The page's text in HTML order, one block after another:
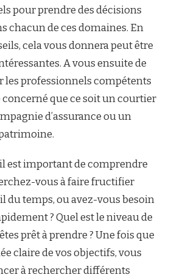
pour prendre des décisions
chacun de ces domaines. En
cela vous donnera peut être
A vous ensuite de
les professionnels compétents
que ce soit un courtier
d’assurance ou un
est important de comprendre
vous à faire fructifier
du temps, ou avez-vous besoin
? Quel est le niveau de
prêt à prendre ? Une fois que
claire de vos objectifs, vous
à rechercher différents